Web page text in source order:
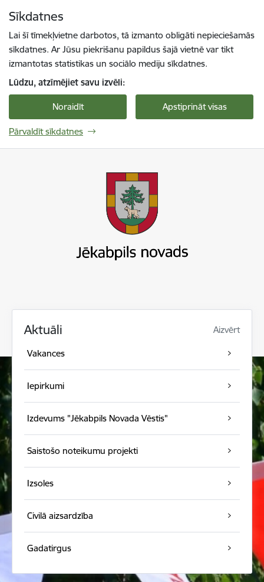
Sīkdatnes
Lai šī tīmekļvietne darbotos, tā izmanto obligāti nepieciešamās
sīkdatnes. Ar Jūsu piekrišanu papildus šajā vietnē var tikt
izmantotas statistikas un sociālo mediju sīkdatnes.
Lūdzu, atzīmējiet savu izvēli:
Noraidīt Apstiprināt visas
Pārvaldīt sīkdatnes
Aktuāli Aizvērt
Vakances
Iepirkumi
Izdevums "Jēkabpils Novada Vēstis"
Saistošo noteikumu projekti
Izsoles
Civilā aizsardzība
Gadatirgus